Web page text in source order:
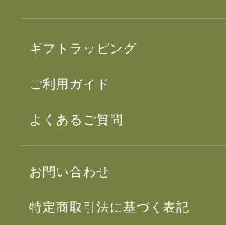
ギフトラッピング
ご利用ガイド
よくあるご質問
お問い合わせ
特定商取引法に基づく表記